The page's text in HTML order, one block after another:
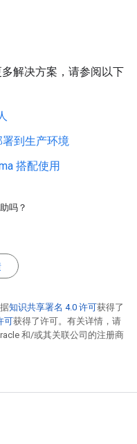
解决方案，请参阅以下
署到生产环境
搭配使用
吗？
知识共享署名 4.0 许可获得了
可获得了许可。有关详情，请
和/或其关联公司的注册商